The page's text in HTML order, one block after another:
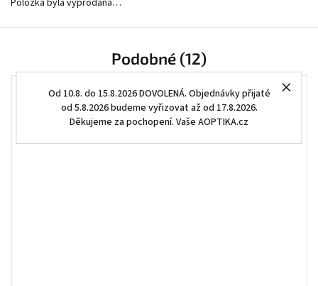
Od 10.8. do 15.8.2026 DOVOLENÁ. Objednávky přijaté
od 5.8.2026 budeme vyřizovat až od 17.8.2026.
Děkujeme za pochopení. Vaše AOPTIKA.cz
Položka byla vyprodána…
Podobné (12)